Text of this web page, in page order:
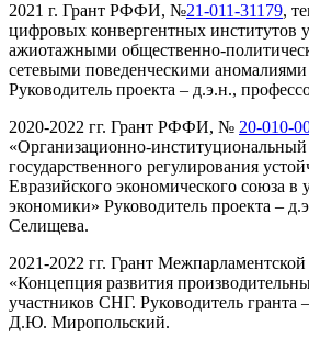
2021 г. Грант РФФИ, №21-011-31179,
цифровых конвергентных институтов
ажиотажными общественно-
сетевыми поведенческими
Руководитель проекта – д.э.н.,
2020-2022 гг. Грант РФФИ, № 20-010-
«Организационно-
государственного регулирования
Евразийского экономического союза в
экономики» Руководитель проекта –
Селищева.
2021-2022 гг. Грант
«Концепция развития
участников СНГ. Руководитель гранта
Д.Ю. Миропольский.